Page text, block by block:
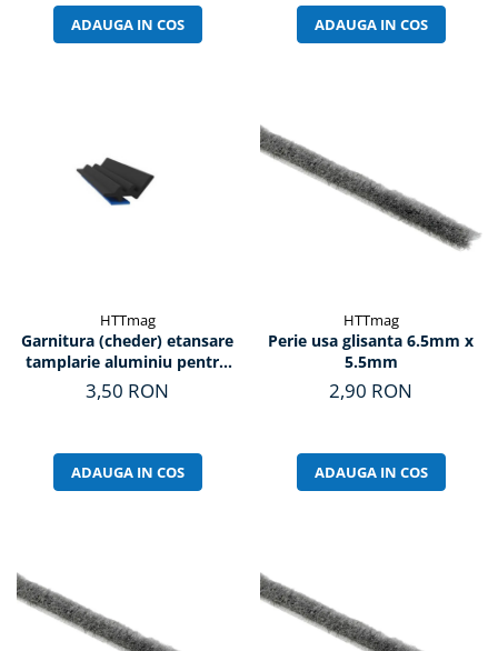
ADAUGA IN COS ADAUGA IN COS
HTTmag
Garnitura (cheder) etansare
tamplarie aluminiu pentru
sticla G2
3,50 RON
ADAUGA IN COS
HTTmag
Perie usa glisanta 6.5mm x
5.5mm
2,90 RON
ADAUGA IN COS